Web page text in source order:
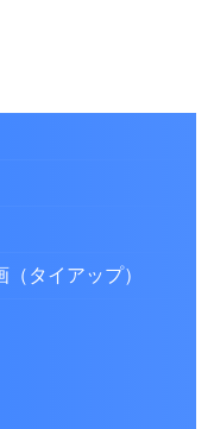
タイアップ）